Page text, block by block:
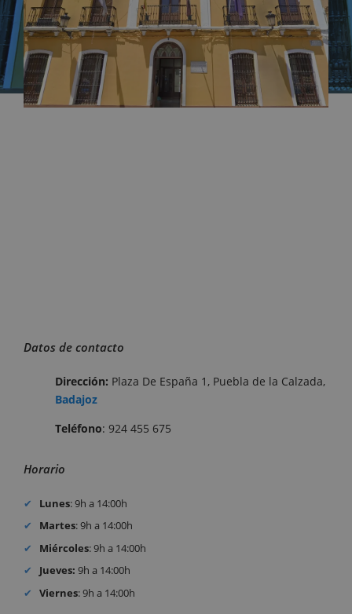
Datos de contacto
Dirección: Plaza De España 1, Puebla de la Calzada,
Badajoz
Teléfono: 924 455 675
Horario
Lunes: 9h a 14:00h
Martes: 9h a 14:00h
Miércoles: 9h a 14:00h
Jueves: 9h a 14:00h
Viernes: 9h a 14:00h